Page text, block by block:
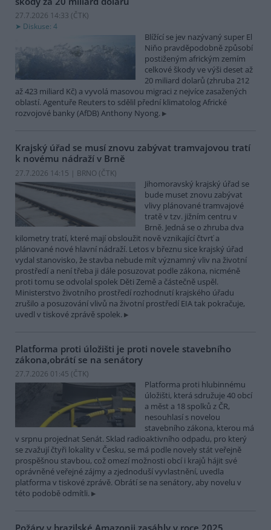
27.7.2026 14:33 (ČTK)
Diskuse: 4
Blížící se jev nazývaný super El
Niňo pravděpodobně způsobí
postiženým africkým zemím
celkové škody ve výši deset až
20 miliard dolarů (zhruba 212
až 423 miliard Kč) a vyvolá masovou migraci z nejvíce zasažených
oblastí. Agentuře Reuters to sdělil přední klimatolog Africké
rozvojové banky (AfDB) Anthony Nyong.
Krajský úřad se musí znovu zabývat tramvajovou tratí
k novému nádraží v Brně
27.7.2026 14:15 | BRNO (ČTK)
Jihomoravský krajský úřad se
bude muset znovu zabývat
vlivy plánované tramvajové
tratě v tzv. jižním centru v
Brně. Jedná se o zhruba dva
kilometry tratí, které mají obsloužit nově vznikající čtvrť a
plánované nové hlavní nádraží. Letos v březnu sice krajský úřad
vydal stanovisko, že stavba nebude mít významný vliv na životní
prostředí a není třeba ji dále posuzovat podle zákona, nicméně
proti tomu se odvolal spolek Děti Země a částečně uspěl.
Ministerstvo životního prostředí rozhodnutí krajského úřadu
zrušilo a posuzování vlivů na životní prostředí EIA tak pokračuje,
uvedl v tiskové zprávě spolek.
Platforma proti úložišti je proti novele stavebního
zákona,obrátí se na senátory
27.7.2026 01:45 (ČTK)
Platforma proti hlubinnému
úložišti, která sdružuje 40 obcí
a měst a 18 spolků z ČR,
nesouhlasí s novelou
stavebního zákona, kterou má
v srpnu projednat Senát. Sklad radioaktivního odpadu, pro který
se zvažují čtyři lokality v Česku, se má podle novely stát veřejně
prospěšnou stavbou, což omezí možnosti obcí i krajů hájit své
oprávněné veřejné zájmy a zjednoduší vyvlastnění, uvedla
platforma v tiskové zprávě. Obrátí se na senátory, aby novelu v
této podobě odmítli.